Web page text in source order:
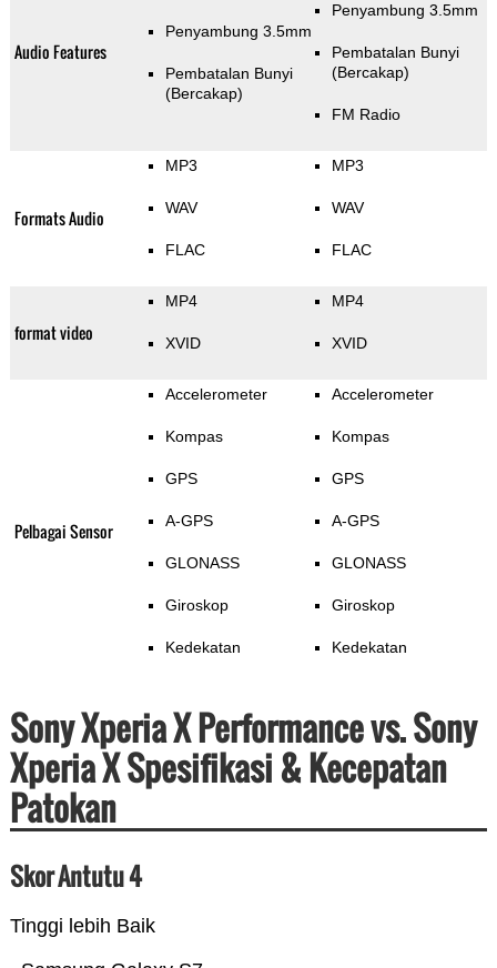
Audio Features
Penyambung 3.5mm
Pembatalan Bunyi
(Bercakap)
Penyambung 3.5mm
Pembatalan Bunyi
(Bercakap)
FM Radio
Formats Audio
MP3
WAV
FLAC
MP3
WAV
FLAC
format video
MP4
XVID
MP4
XVID
Pelbagai Sensor
Accelerometer
Kompas
GPS
A-GPS
GLONASS
Giroskop
Kedekatan
Accelerometer
Kompas
GPS
A-GPS
GLONASS
Giroskop
Kedekatan
Sony Xperia X Performance vs. Sony
Xperia X Spesifikasi & Kecepatan
Patokan
Skor Antutu 4
Tinggi lebih Baik